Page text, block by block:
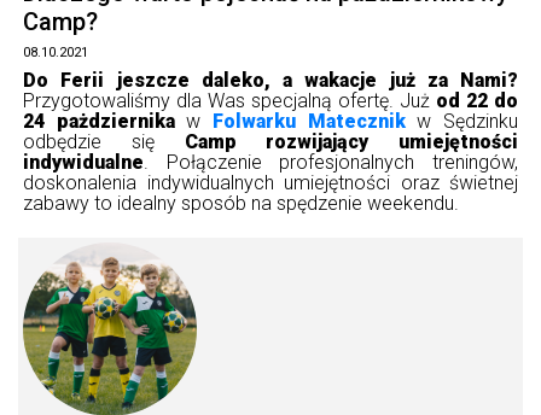
Camp?
08.10.2021
Do Ferii jeszcze daleko, a wakacje już za Nami?
Przygotowaliśmy dla Was specjalną ofertę. Już od 22 do
24 pażdziernikaw Folwarku Matecznik w Sędzinku
odbędzie się Camp rozwijający umiejętności
indywidualne. Połączenie profesjonalnych treningów,
doskonalenia indywidualnych umiejętności oraz świetnej
zabawy to idealny sposób na spędzenie weekendu.